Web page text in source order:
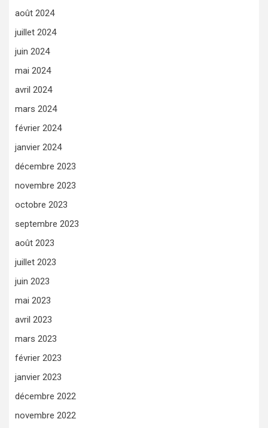
août 2024
juillet 2024
juin 2024
mai 2024
avril 2024
mars 2024
février 2024
janvier 2024
décembre 2023
novembre 2023
octobre 2023
septembre 2023
août 2023
juillet 2023
juin 2023
mai 2023
avril 2023
mars 2023
février 2023
janvier 2023
décembre 2022
novembre 2022